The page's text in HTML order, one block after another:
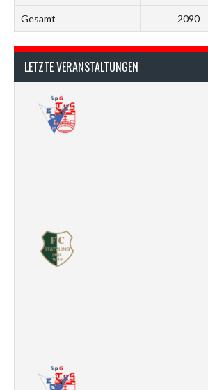
Gesamt 2090
LETZTE VERANSTALTUNGEN